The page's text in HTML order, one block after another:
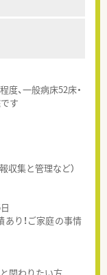
、一般病床52床・
す
収集と管理など）
り！ご家庭の事情